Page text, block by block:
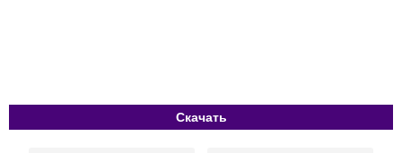
Скачать